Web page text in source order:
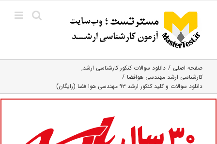
content
صفحه اصلی
دانلود سوالات کنکور کارشناسی ارشد
کارشناسی ارشد مهندسی هوافضا
دانلود سوالات و کلید کنکور ارشد ۹۳ مهندسی هوا فضا (رایگان)